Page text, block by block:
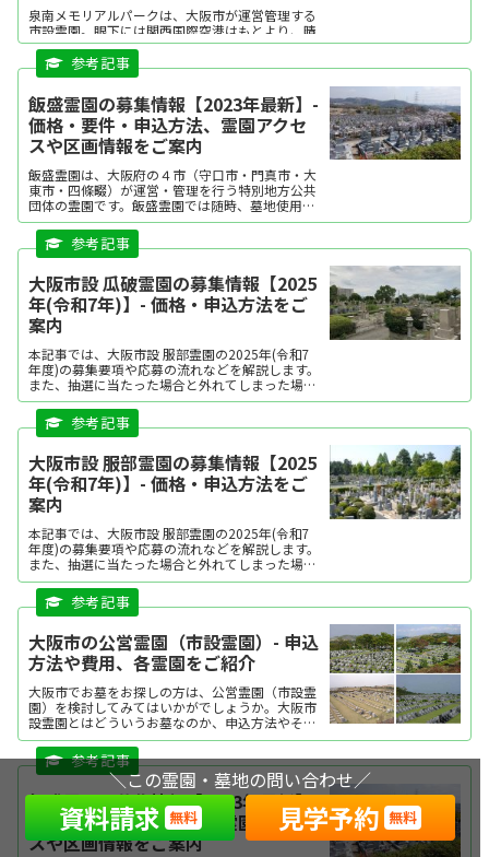
泉南メモリアルパークは、大阪市が運営管理する
市設霊園。眼下には関西国際空港はもとより、晴
れた日には遠く淡路島や明石海峡大橋が望める見
晴らしの良い霊園です。各霊地からの眺めもよ
く、休憩所などの諸施設も整っています。霊地は
飯盛霊園の募集情報【2023年最新】-
価格・要件・申込方法、霊園アクセ
スや区画情報をご案内
飯盛霊園は、大阪府の４市（守口市・門真市・大
東市・四條畷）が運営・管理を行う特別地方公共
団体の霊園です。飯盛霊園では随時、墓地使用者
の申し込みを受け付けています。本記事では、飯
盛霊園の霊園情報と令和４年時点での募集区画と
価格、申込要件。飯盛...
大阪市設 瓜破霊園の募集情報【2025
年(令和7年)】- 価格・申込方法をご
案内
本記事では、大阪市設 服部霊園の2025年(令和7
年度)の募集要項や応募の流れなどを解説します。
また、抽選に当たった場合と外れてしまった場合
のその後の流れについてもご紹介します。ぜひ参
考にしてみてください。
大阪市設 服部霊園の募集情報【2025
年(令和7年)】- 価格・申込方法をご
案内
本記事では、大阪市設 服部霊園の2025年(令和7
年度)の募集要項や応募の流れなどを解説します。
また、抽選に当たった場合と外れてしまった場合
のその後の流れについてもご紹介します。ぜひ参
考にしてみてください。
大阪市の公営霊園（市設霊園）- 申込
方法や費用、各霊園をご紹介
大阪市でお墓をお探しの方は、公営霊園（市設霊
園）を検討してみてはいかがでしょうか。大阪市
設霊園とはどういうお墓なのか、申込方法やその
費用、どのような霊園があるのかをまとめまし
た。大阪市の公営霊園（市設霊園）大阪市の公営
霊園、大阪市が運営・管...
飯盛霊園の募集情報【2023年最新】-
価格・要件・申込方法、霊園アクセ
スや区画情報をご案内
＼この霊園・墓地の問い合わせ／
資料請求 無料 見学予約 無料